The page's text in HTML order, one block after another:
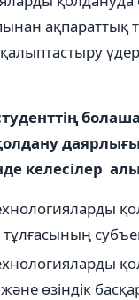
келесілер
жəне өзіндік